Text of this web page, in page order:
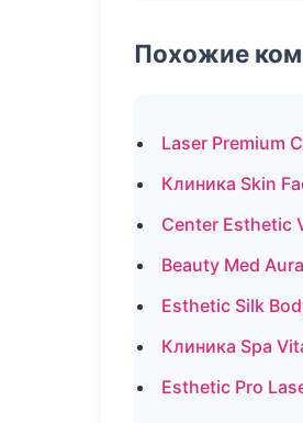
Похожие
Laser Premium
Клиника Skin
Center Esthetic
Beauty Med
Esthetic Silk
Клиника Spa
Esthetic Pro